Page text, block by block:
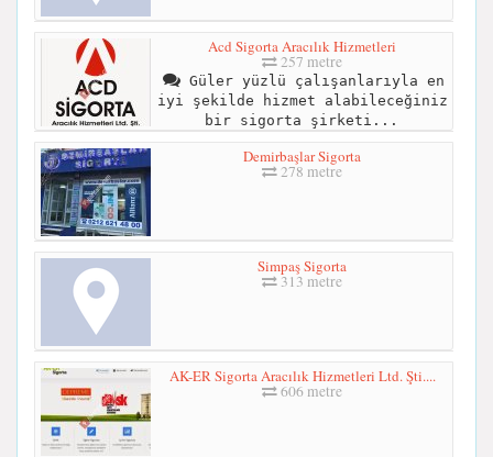
Acd Sigorta Aracılık Hizmetleri
257 metre
Güler yüzlü çalışanlarıyla en
iyi şekilde hizmet alabileceğiniz
bir sigorta şirketi...
Demirbaşlar Sigorta
278 metre
Simpaş Sigorta
313 metre
AK-ER Sigorta Aracılık Hizmetleri Ltd. Şti....
606 metre